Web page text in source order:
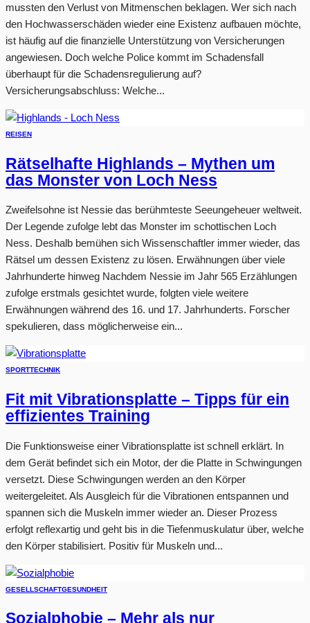
mussten den Verlust von Mitmenschen beklagen. Wer sich nach
den Hochwasserschäden wieder eine Existenz aufbauen möchte,
ist häufig auf die finanzielle Unterstützung von Versicherungen
angewiesen. Doch welche Police kommt im Schadensfall
überhaupt für die Schadensregulierung auf?
Versicherungsabschluss: Welche...
REISEN
Rätselhafte Highlands – Mythen um
das Monster von Loch Ness
Zweifelsohne ist Nessie das berühmteste Seeungeheuer weltweit.
Der Legende zufolge lebt das Monster im schottischen Loch
Ness. Deshalb bemühen sich Wissenschaftler immer wieder, das
Rätsel um dessen Existenz zu lösen. Erwähnungen über viele
Jahrhunderte hinweg Nachdem Nessie im Jahr 565 Erzählungen
zufolge erstmals gesichtet wurde, folgten viele weitere
Erwähnungen während des 16. und 17. Jahrhunderts. Forscher
spekulieren, dass möglicherweise ein...
SPORTTECHNIK
Fit mit Vibrationsplatte – Tipps für ein
effizientes Training
Die Funktionsweise einer Vibrationsplatte ist schnell erklärt. In
dem Gerät befindet sich ein Motor, der die Platte in Schwingungen
versetzt. Diese Schwingungen werden an den Körper
weitergeleitet. Als Ausgleich für die Vibrationen entspannen und
spannen sich die Muskeln immer wieder an. Dieser Prozess
erfolgt reflexartig und geht bis in die Tiefenmuskulatur über, welche
den Körper stabilisiert. Positiv für Muskeln und...
GESELLSCHAFTGESUNDHEIT
Sozialphobie – Mehr als nur